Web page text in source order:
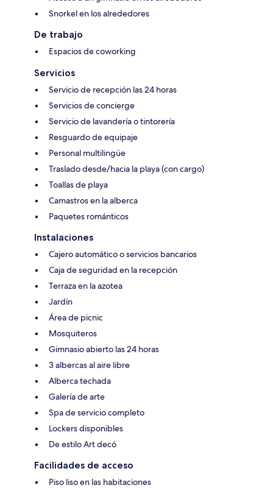
Snorkel en los alrededores
De trabajo
Espacios de coworking
Servicios
Servicio de recepción las 24 horas
Servicios de concierge
Servicio de lavandería o tintorería
Resguardo de equipaje
Personal multilingüe
Traslado desde/hacia la playa (con cargo)
Toallas de playa
Camastros en la alberca
Paquetes románticos
Instalaciones
Cajero automático o servicios bancarios
Caja de seguridad en la recepción
Terraza en la azotea
Jardín
Área de picnic
Mosquiteros
Gimnasio abierto las 24 horas
3 albercas al aire libre
Alberca techada
Galería de arte
Spa de servicio completo
Lockers disponibles
De estilo Art decó
Facilidades de acceso
Piso liso en las habitaciones